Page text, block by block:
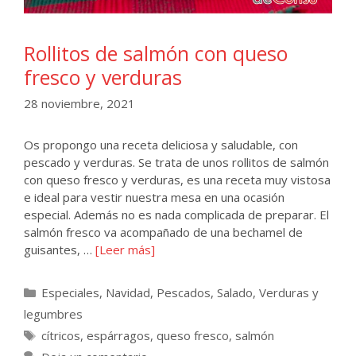
Rollitos de salmón con queso
fresco y verduras
28 noviembre, 2021
Os propongo una receta deliciosa y saludable, con
pescado y verduras. Se trata de unos rollitos de salmón
con queso fresco y verduras, es una receta muy vistosa
e ideal para vestir nuestra mesa en una ocasión
especial. Además no es nada complicada de preparar. El
salmón fresco va acompañado de una bechamel de
guisantes, … [Leer más]
Categorías
Especiales, Navidad, Pescados, Salado, Verduras y
legumbres
Etiquetas
cítricos, espárragos, queso fresco, salmón